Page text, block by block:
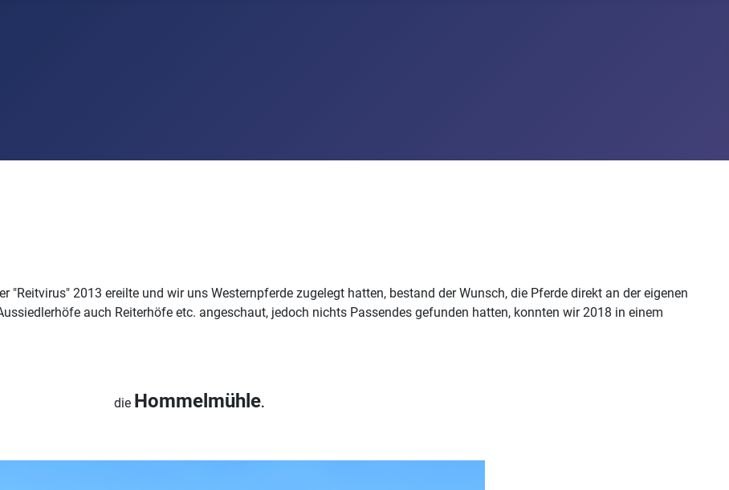
2013 ereilte und wir uns Westernpferde zugelegt hatten, bestand der Wunsch, die Pferde direkt an der eigenen
auch Reiterhöfe etc. angeschaut, jedoch nichts Passendes gefunden hatten, konnten wir 2018 in einem
die Hommelmühle.